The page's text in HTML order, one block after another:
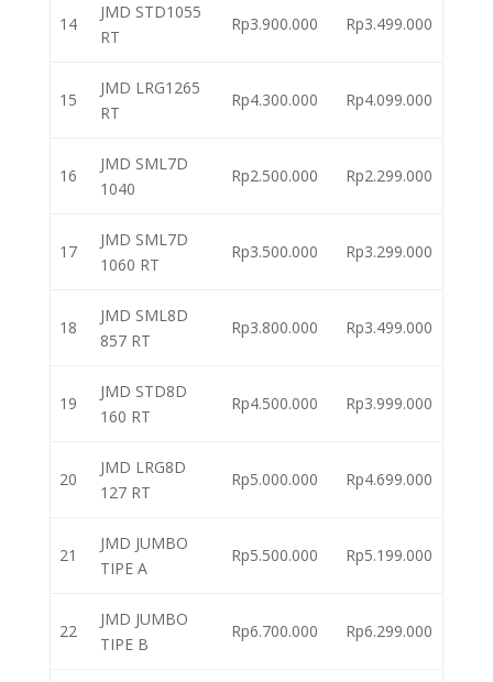
14
JMD STD1055
RT
Rp3.900.000 Rp3.499.000
15
JMD LRG1265
RT
Rp4.300.000 Rp4.099.000
16
JMD SML7D
1040
Rp2.500.000 Rp2.299.000
17
JMD SML7D
1060 RT
Rp3.500.000 Rp3.299.000
18
JMD SML8D
857 RT
Rp3.800.000 Rp3.499.000
19
JMD STD8D
160 RT
Rp4.500.000 Rp3.999.000
20
JMD LRG8D
127 RT
Rp5.000.000 Rp4.699.000
21
JMD JUMBO
TIPE A
Rp5.500.000 Rp5.199.000
22
JMD JUMBO
TIPE B
Rp6.700.000 Rp6.299.000